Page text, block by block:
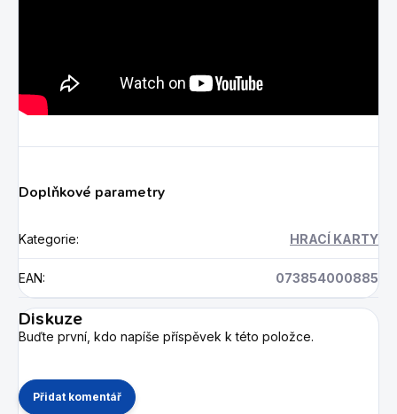
Doplňkové parametry
Kategorie: HRACÍ KARTY
EAN: 073854000885
Diskuze
Buďte první, kdo napíše příspěvek k této položce.
Přidat komentář